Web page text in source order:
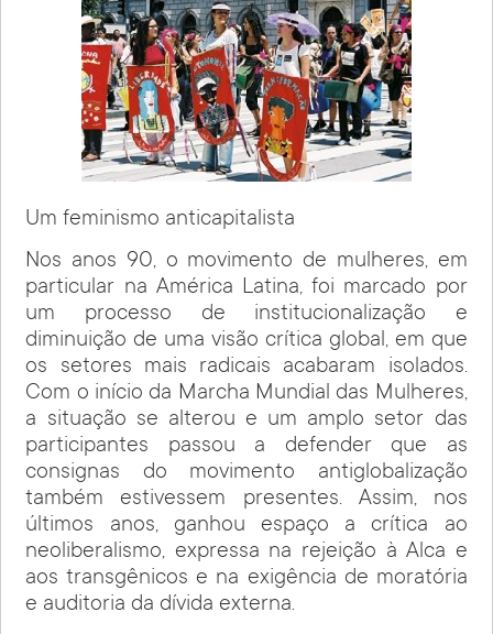
Um feminismo anticapitalista
Nos anos 90, o movimento de mulheres, em
particular na América Latina, foi marcado por
um processo de institucionalização e
diminuição de uma visão crítica global, em que
os setores mais radicais acabaram isolados.
Com o início da Marcha Mundial das Mulheres,
a situação se alterou e um amplo setor das
participantes passou a defender que as
consignas do movimento antiglobalização
também estivessem presentes. Assim, nos
últimos anos, ganhou espaço a crítica ao
neoliberalismo, expressa na rejeição à Alca e
aos transgênicos e na exigência de moratória
e auditoria da dívida externa.